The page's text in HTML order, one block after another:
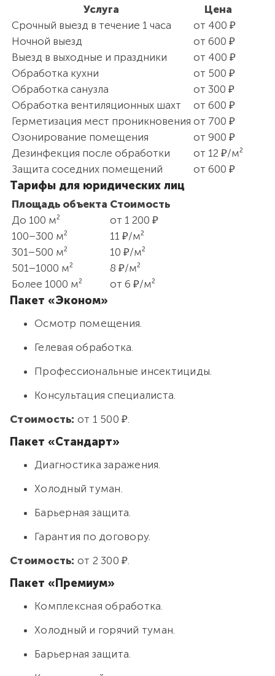
Услуга
Цена
Срочный выезд в течение 1 часа
от 400 ₽
Ночной выезд
от 600 ₽
Выезд в выходные и праздники
от 400 ₽
Обработка кухни
от 500 ₽
Обработка санузла
от 300 ₽
Обработка вентиляционных шахт
от 600 ₽
Герметизация мест проникновения от 700 ₽
Озонирование помещения
от 900 ₽
Дезинфекция после обработки
от 12 ₽/м²
Защита соседних помещений
от 600 ₽
Тарифы для юридических лиц
Площадь объекта Стоимость
До 100 м²
от 1 200 ₽
100–300 м²
11 ₽/м²
301–500 м²
10 ₽/м²
501–1000 м²
8 ₽/м²
Более 1000 м²
от 6 ₽/м²
Пакет «Эконом»
Осмотр помещения.
Гелевая обработка.
Профессиональные инсектициды.
Консультация специалиста.
Стоимость: от 1 500 ₽.
Пакет «Стандарт»
Диагностика заражения.
Холодный туман.
Барьерная защита.
Гарантия по договору.
Стоимость: от 2 300 ₽.
Пакет «Премиум»
Комплексная обработка.
Холодный и горячий туман.
Барьерная защита.